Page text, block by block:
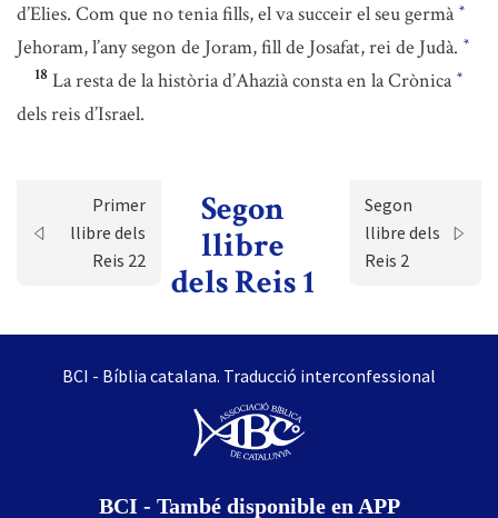
d’Elies. Com que no tenia fills, el va succeir el seu germà *
Jehoram, l’any segon de Joram, fill de Josafat, rei de Judà. *
18 La resta de la història d’Ahazià consta en la Crònica *
dels reis d’Israel.
Primer
llibre dels
Reis 22
Segon
llibre
dels Reis 1
Segon
llibre dels
Reis 2
BCI - Bíblia catalana. Traducció interconfessional
BCI - També disponible en APP